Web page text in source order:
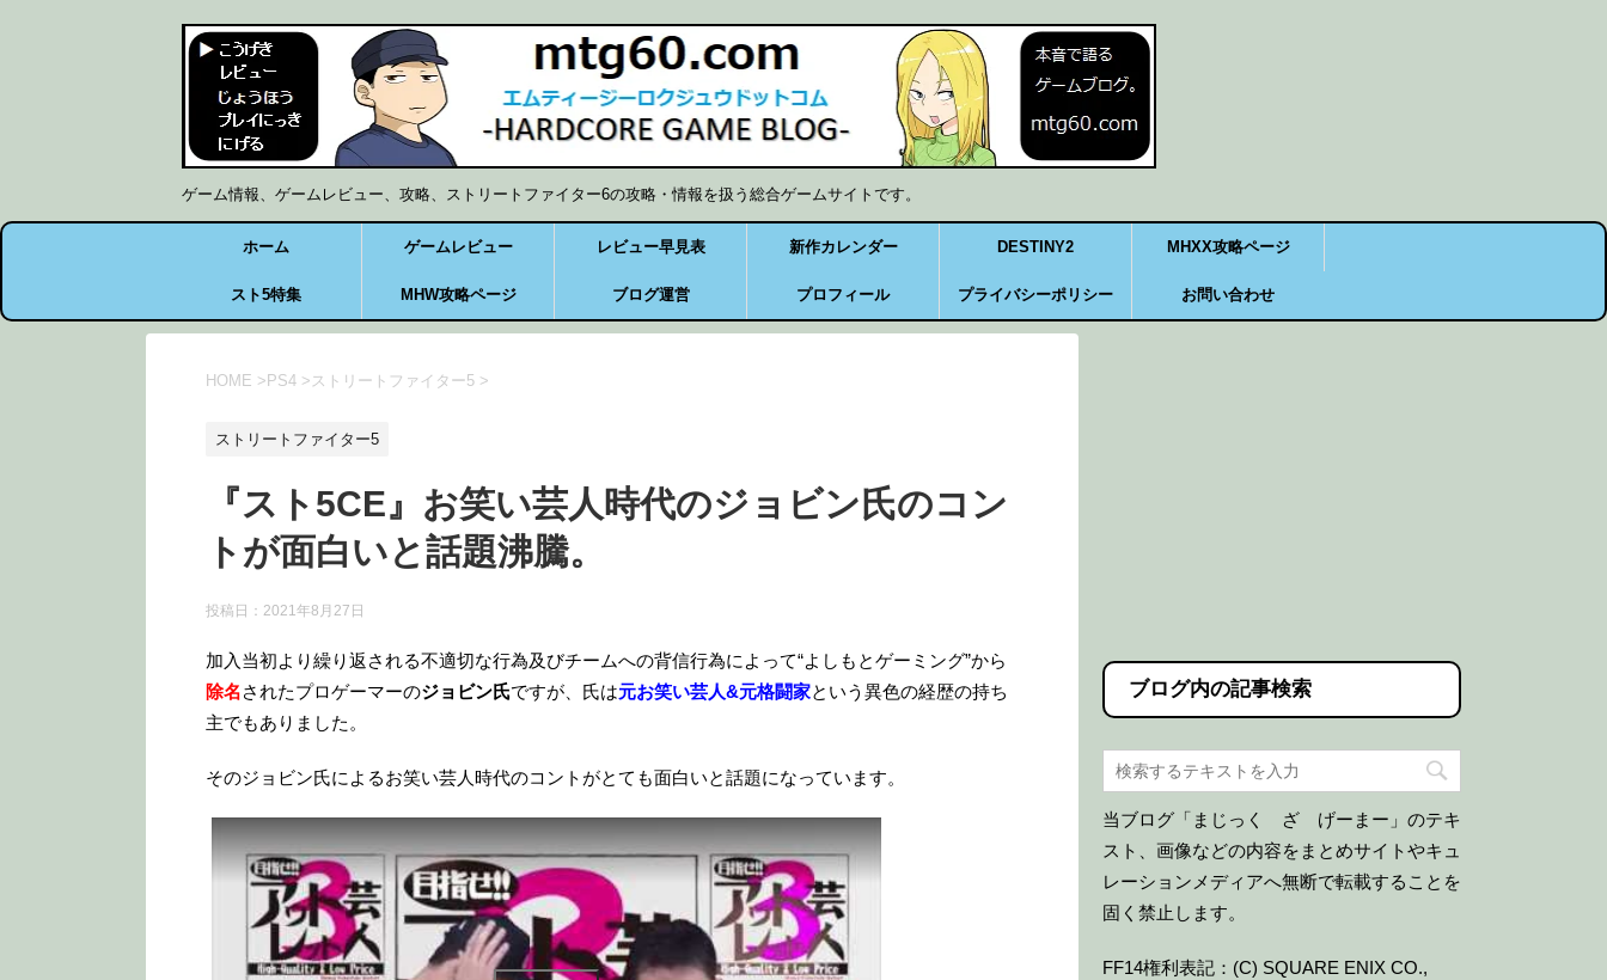
ゲーム情報、ゲームレビュー、攻略、ストリートファイター6の攻略・情報を扱う総合ゲームサイトです。
ホーム ゲームレビュー レビュー早見表 新作カレンダー DESTINY2 MHXX攻略ページ
スト5特集 MHW攻略ページ ブログ運営 プロフィール プライバシーポリシー お問い合わせ
HOME > PS4 > ストリートファイター5 >
ストリートファイター5
『スト5CE』お笑い芸人時代のジョビン氏のコン
トが面白いと話題沸騰。
投稿日： 2021年8月27日
加入当初より繰り返される不適切な行為及びチームへの背信行為によって“よしもとゲーミング”から
除名されたプロゲーマーのジョビン氏ですが、氏は元お笑い芸人&元格闘家という異色の経歴の持ち
主でもありました。
そのジョビン氏によるお笑い芸人時代のコントがとても面白いと話題になっています。
この動画を YouTube で視聴
ブログ内の記事検索
当ブログ「まじっく ざ げーまー」のテキ
スト、画像などの内容をまとめサイトやキュ
レーションメディアへ無断で転載することを
固く禁止します。
FF14権利表記：(C) SQUARE ENIX CO.,